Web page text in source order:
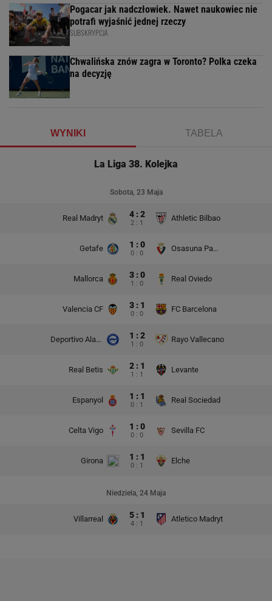
Pogacar jak nadczłowiek. Nawet naukowiec nie
potrafi wyjaśnić jednej rzeczy
SUBSKRYPCJA
Chwalińska znów zagra w Toronto? Polka czeka
na decyzję
WYNIKI TABELA
La Liga 38. Kolejka
Sobota, 23 Maja
Real Madryt 4 : 2
2 : 1
Athletic Bilbao
Getafe 1 : 0
0 : 0
Osasuna Pampeluna
Mallorca 3 : 0
1 : 0
Real Oviedo
Valencia CF 3 : 1
0 : 0
FC Barcelona
Deportivo Alaves 1 : 2
1 : 0
Rayo Vallecano
Real Betis 2 : 1
1 : 1
Levante
Espanyol 1 : 1
0 : 1
Real Sociedad
Celta Vigo 1 : 0
0 : 0
Sevilla FC
Girona 1 : 1
0 : 1
Elche
Niedziela, 24 Maja
Villarreal 5 : 1
4 : 1
Atletico Madryt